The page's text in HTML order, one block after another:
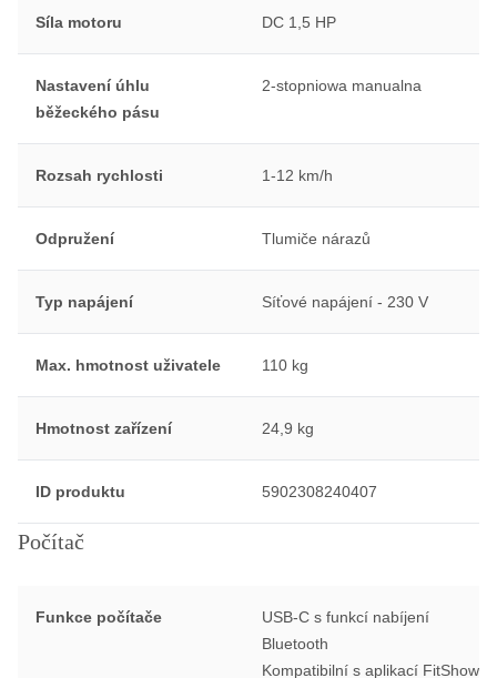
Síla motoru DC 1,5 HP
Nastavení úhlu
běžeckého pásu
2-stopniowa manualna
Rozsah rychlosti 1-12 km/h
Odpružení Tlumiče nárazů
Typ napájení Síťové napájení - 230 V
Max. hmotnost uživatele 110 kg
Hmotnost zařízení 24,9 kg
ID produktu 5902308240407
Počítač
Funkce počítače
USB-C s funkcí nabíjení
Bluetooth
Kompatibilní s aplikací FitShow